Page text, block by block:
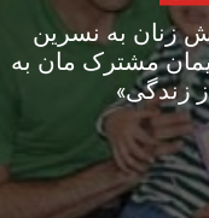
زنان به نسرین
مشترک مان به
زندگی»